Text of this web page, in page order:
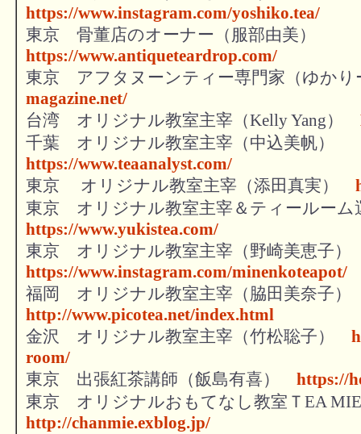
https://www.instagram.com/yoshiko.tea/
東京 骨董店のオーナー（服部由美）
https://www.antiqueteardrop.com/
東京 アフタヌーンティー専門家（ゆか
magazine.net/
台湾 オリジナル教室主宰（Kelly Yang）
千葉 オリジナル教室主宰（中込美帆）
https://www.teaanalyst.com/
東京 オリジナル教室主宰（添田真実）
東京 オリジナル教室主宰＆ティールー
https://www.yukistea.com/
東京 オリジナル教室主宰（野崎美恵子
https://www.instagram.com/minenkoteapot/
福岡 オリジナル教室主宰（脇田美奈子
http://www.picotea.net/index.html
金沢 オリジナル教室主宰（竹松聡子）
room/
東京 出張紅茶講師（飯島有喜） https://
東京 オリジナルおもてなし教室ＴEA
http://chanmie.exblog.jp/